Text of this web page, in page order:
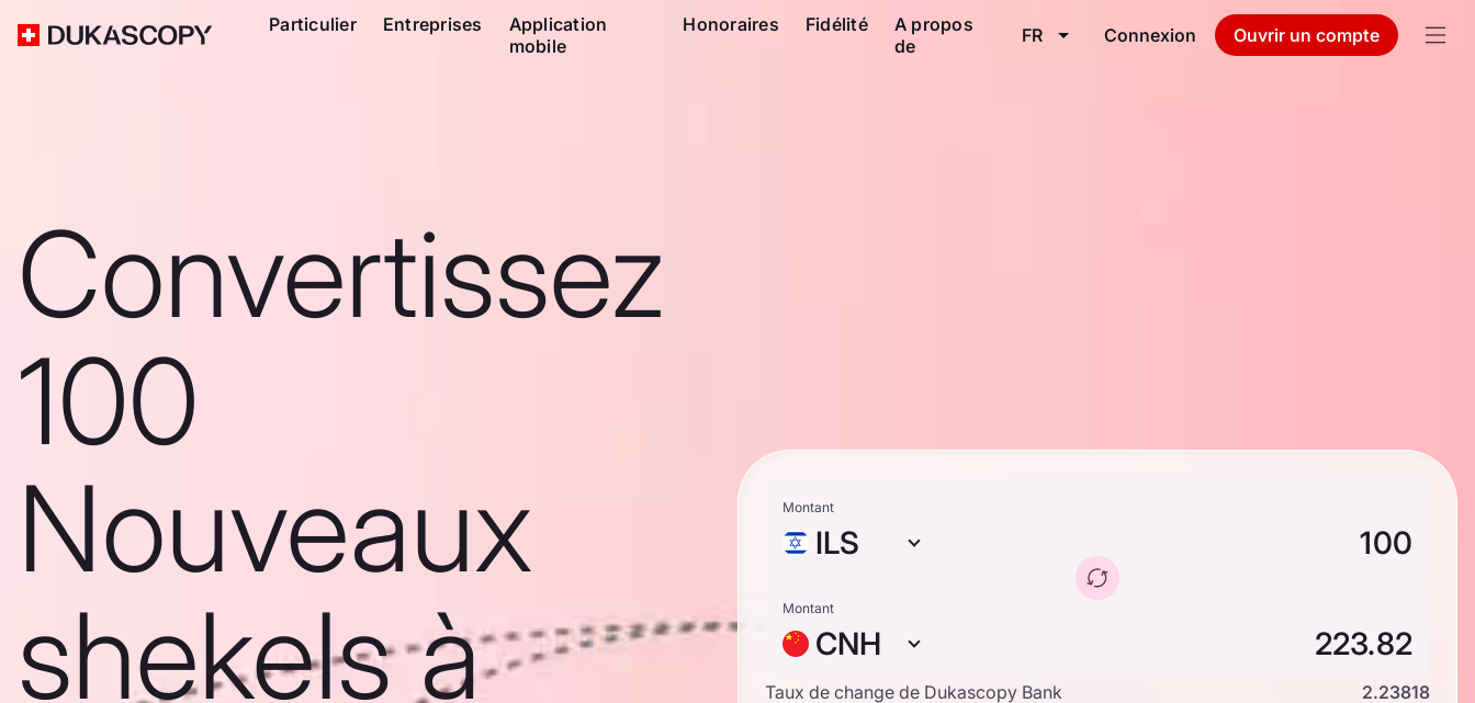
Particulier Entreprises
Application
mobile
Honoraires Fidélité
A propos
de
FR Connexion Ouvrir un compte
Convertissez
100
Nouveaux
shekels à
Montant
ILS
Montant
CNH
Taux de change de Dukascopy Bank
2.23818